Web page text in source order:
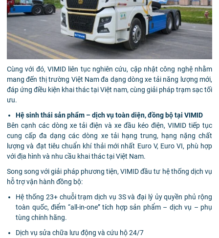
Cùng với đó, VIMID liên tục nghiên cứu, cập nhật công nghệ nhằm
mang đến thị trường Việt Nam đa dạng dòng xe tải năng lượng mới,
đáp ứng điều kiện khai thác tại Việt nam, cùng giải pháp trạm sạc tối
ưu.
Hệ sinh thái sản phẩm – dịch vụ toàn diện, đồng bộ tại VIMID
Bên cạnh các dòng xe tải điện và xe đầu kéo điện, VIMID tiếp tục
cung cấp đa dạng các dòng xe tải hạng trung, hạng nặng chất
lượng và đạt tiêu chuẩn khí thải mới nhất Euro V, Euro VI, phù hợp
với địa hình và nhu cầu khai thác tại Việt Nam.
Song song với giải pháp phương tiện, VIMID đầu tư hệ thống dịch vụ
hỗ trợ vận hành đồng bộ:
Hệ thống 23+ chuỗi trạm dịch vụ 3S và đại lý ủy quyền phủ rộng
toàn quốc, điểm “all-in-one” tích hợp sản phẩm – dịch vụ – phụ
tùng chính hãng.
Dịch vụ sửa chữa lưu động và cứu hộ 24/7